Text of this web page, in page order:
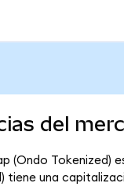
del
(Ondo Tokenized)
tiene una